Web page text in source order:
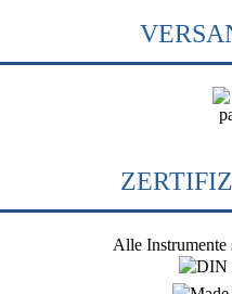
Alle Instrumente